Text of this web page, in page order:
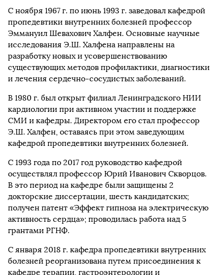
С ноября 1967 г. по июнь 1993 г. заведовал кафедрой
пропедевтики внутренних болезней профессор
Эммануил Шевахович Халфен. Основные научные
исследования Э.Ш. Халфена направлены на
разработку новых и усовершенствованию
существующих методов профилактики, диагностики
и лечения сердечно-сосудистых заболеваний.
В 1980 г. был открыт филиал Ленинградского НИИ
кардиологии при активном участии и поддержке
СМИ и кафедры. Директором его стал профессор
Э.Ш. Халфен, оставаясь при этом заведующим
кафедрой пропедевтики внутренних болезней.
С 1993 года по 2017 год руководство кафедрой
осуществлял профессор Юрий Иванович Скворцов.
В это период на кафедре были защищены 2
докторские диссертации, шесть кандидатских;
получен патент «Эффект гипноза на электрическую
активность сердца»; проводилась работа над 5
грантами РГНФ.
С января 2018 г. кафедра пропедевтики внутренних
болезней реорганизована путем присоединения к
кафедре терапии, гастроэнтерологии и